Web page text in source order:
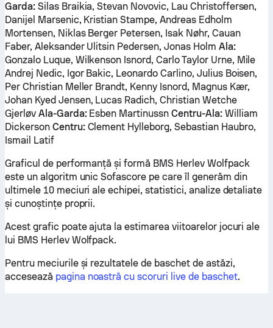
Garda:Silas Braikia, Stevan Novovic, Lau Christoffersen,
Danijel Marsenic, Kristian Stampe, Andreas Edholm
Mortensen, Niklas Berger Petersen, Isak Nøhr, Cauan
Faber, Aleksander Ulitsin Pedersen, Jonas Holm Ala:
Gonzalo Luque, Wilkenson Isnord, Carlo Taylor Urne, Mile
Andrej Nedic, Igor Bakic, Leonardo Carlino, Julius Boisen,
Per Christian Meller Brandt, Kenny Isnord, Magnus Kær,
Johan Kyed Jensen, Lucas Radich, Christian Wetche
Gjerløv Ala-Garda:Esben MartinussnCentru-Ala:William
Dickerson Centru:Clement Hylleborg, Sebastian Haubro,
Ismail Latif
Graficul de performanță și formă BMS Herlev Wolfpack
este un algoritm unic Sofascore pe care îl generăm din
ultimele 10 meciuri ale echipei, statistici, analize detaliate
și cunoștințe proprii.
Acest grafic poate ajuta la estimarea viitoarelor jocuri ale
lui BMS Herlev Wolfpack.
Pentru meciurile și rezultatele de baschet de astăzi,
accesează pagina noastră cu scoruri live de baschet.